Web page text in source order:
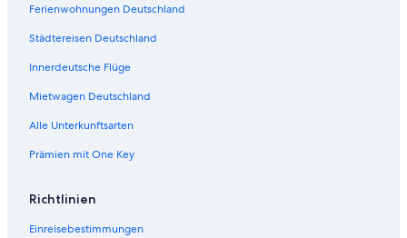
J
y
l
z
o
g
T
m
Ferienwohnungen Deutschland
Städtereisen Deutschland
Innerdeutsche Flüge
Mietwagen Deutschland
Alle Unterkunftsarten
Prämien mit One Key
Richtlinien
Einreisebestimmungen